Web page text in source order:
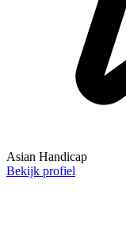
Asian Handicap
Bekijk profiel